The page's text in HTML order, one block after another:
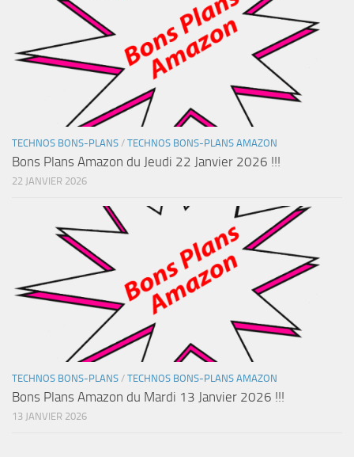
TECHNOS BONS-PLANS / TECHNOS BONS-PLANS AMAZON
Bons Plans Amazon du Jeudi 22 Janvier 2026 !!!
22 JANVIER 2026
TECHNOS BONS-PLANS / TECHNOS BONS-PLANS AMAZON
Bons Plans Amazon du Mardi 13 Janvier 2026 !!!
13 JANVIER 2026